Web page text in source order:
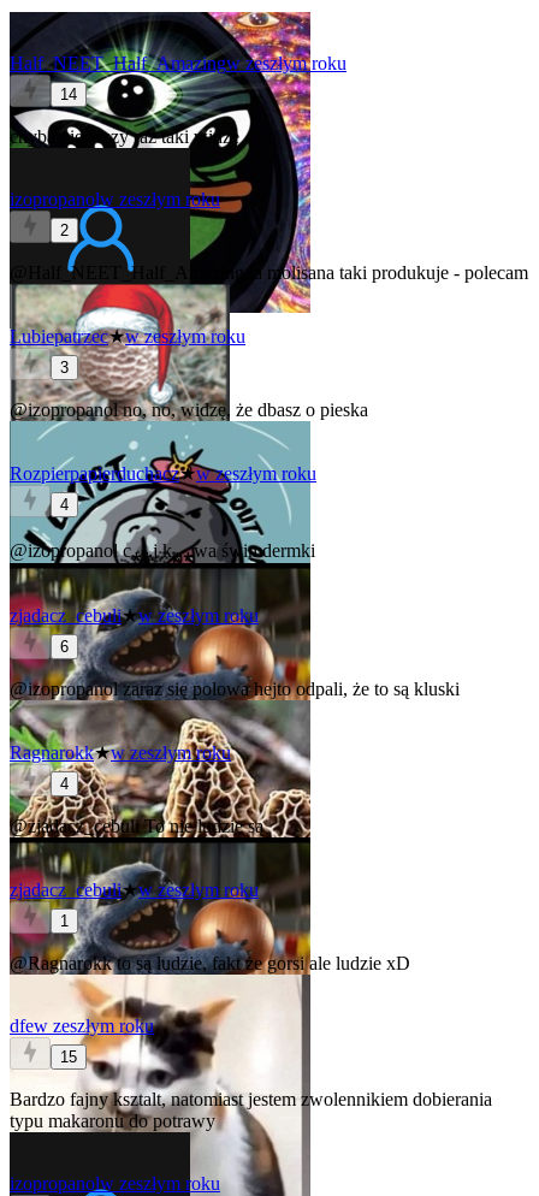
Half_NEET_Half_Amazingw zeszłym roku
14
chyba pierwszy raz taki widzę
izopropanolw zeszłym roku
2
@Half_NEET_Half_Amazingla molisana taki produkuje - polecam
Lubiepatrzec★w zeszłym roku
3
@izopropanolno, no, widzę, że dbasz o pieska
Rozpierpapierduchacz★w zeszłym roku
4
@izopropanolc⁎⁎j k⁎⁎wa świmdermki
zjadacz_cebuli★w zeszłym roku
6
@izopropanolzaraz się polowa hejto odpali, że to są kluski
Ragnarokk★w zeszłym roku
4
@zjadacz_cebuliTo nie ludzie są
zjadacz_cebuli★w zeszłym roku
1
@Ragnarokkto są ludzie, fakt że gorsi ale ludzie xD
dfew zeszłym roku
15
Bardzo fajny ksztalt, natomiast jestem zwolennikiem dobierania
typu makaronu do potrawy
izopropanolw zeszłym roku